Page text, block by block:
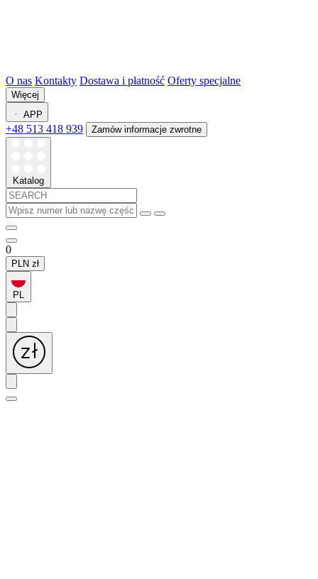
O nas Kontakty Dostawa i płatność Oferty specjalne
Więcej
APP
+48 513 418 939 Zamów informacje zwrotne
Katalog
0
PLN zł
PL